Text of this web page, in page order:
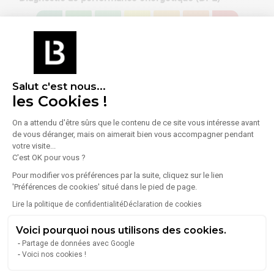
Salut c'est nous...
les Cookies !
On a attendu d'être sûrs que le contenu de ce site vous intéresse avant
de vous déranger, mais on aimerait bien vous accompagner pendant
votre visite...
C'est OK pour vous ?
Pour modifier vos préférences par la suite, cliquez sur le lien
'Préférences de cookies' situé dans le pied de page.
Lire la politique de confidentialitéDéclaration de cookies
Voici pourquoi nous utilisons des cookies.
Partage de données avec Google
Voici nos cookies !
Consommation (énergie primaire) :
Indice d'émission de gaz à effet de serre (GES)
Émissions :Non communiqué
À propos de l'agence
AIRES D'ENTREPRISES